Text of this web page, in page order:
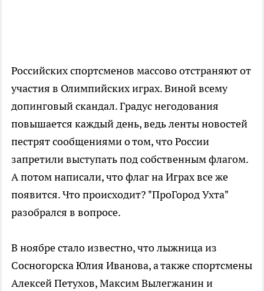
Российских спортсменов массово отстраняют от
участия в Олимпийских играх. Виной всему
допинговый скандал. Градус негодования
повышается каждый день, ведь ленты новостей
пестрят сообщениями о том, что России
запретили выступать под собственным флагом.
А потом написали, что флаг на Играх все же
появится. Что происходит? "ПроГород Ухта"
разобрался в вопросе.
В ноябре стало известно, что лыжница из
Сосногорска Юлия Иванова, а также спортсмены
Алексей Петухов, МаксимВылегжанини